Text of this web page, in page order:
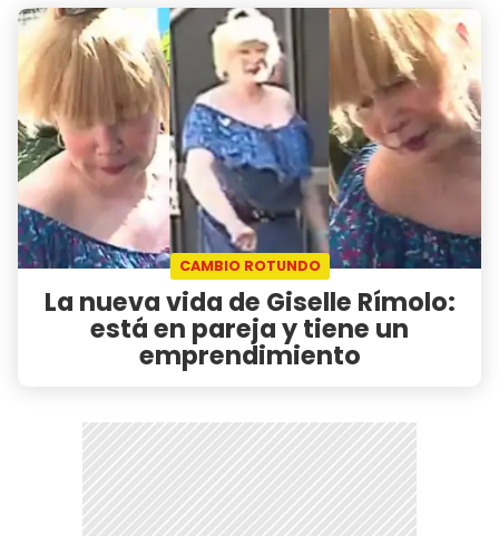
CAMBIO ROTUNDO
La nueva vida de Giselle Rímolo:
está en pareja y tiene un
emprendimiento